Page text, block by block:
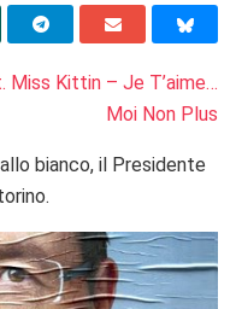
Miss Kittin – Je T’aime…
Moi Non Plus
bianco, il Presidente